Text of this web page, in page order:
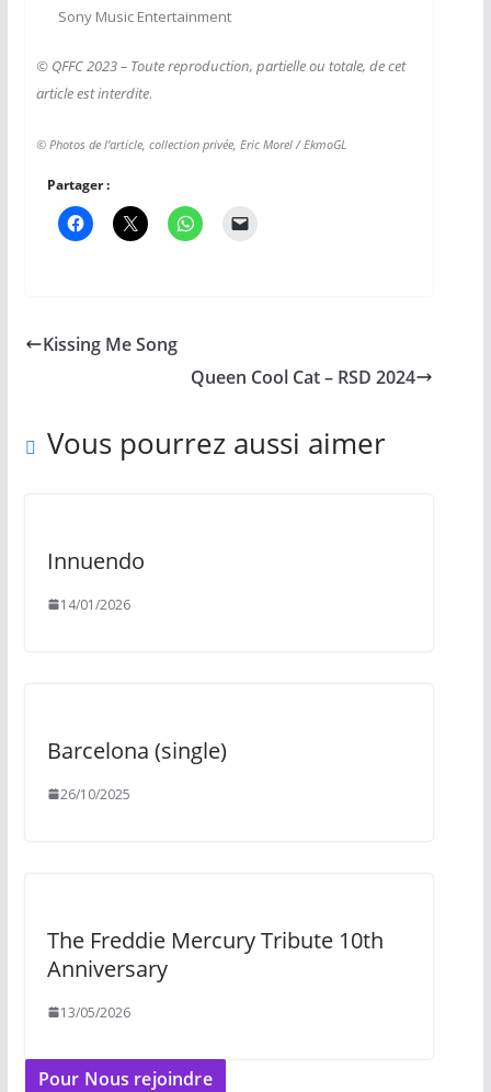
Sony Music Entertainment
© QFFC 2023 – Toute reproduction, partielle ou totale, de cet
article est interdite.
© Photos de l’article, collection privée, Eric Morel / EkmoGL
Partager :
Kissing Me Song
Queen Cool Cat – RSD 2024
Vous pourrez aussi aimer
Innuendo
14/01/2026
Barcelona (single)
26/10/2025
The Freddie Mercury Tribute 10th
Anniversary
13/05/2026
Pour Nous rejoindre